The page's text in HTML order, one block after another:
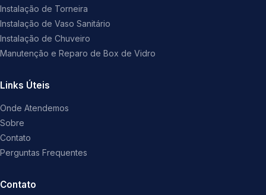
Instalação de Torneira
Instalação de Vaso Sanitário
Instalação de Chuveiro
Manutenção e Reparo de Box de Vidro
Links Úteis
Onde Atendemos
Sobre
Contato
Perguntas Frequentes
Contato